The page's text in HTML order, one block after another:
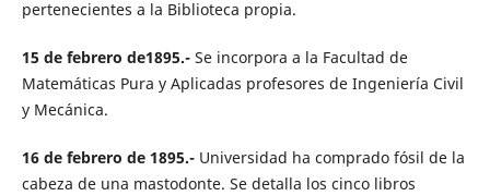
pertenecientes a la Biblioteca propia.
15 de febrero de1895.- Se incorpora a la Facultad de
Matemáticas Pura y Aplicadas profesores de Ingeniería Civil
y Mecánica.
16 de febrero de 1895.- Universidad ha comprado fósil de la
cabeza de una mastodonte. Se detalla los cinco libros